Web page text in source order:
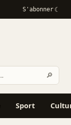
S'abonner
🔎
Sport